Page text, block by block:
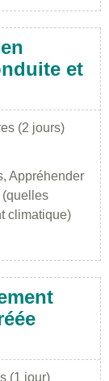
et
(2 jours)
Appréhender
(quelles
climatique)
(1 jour)